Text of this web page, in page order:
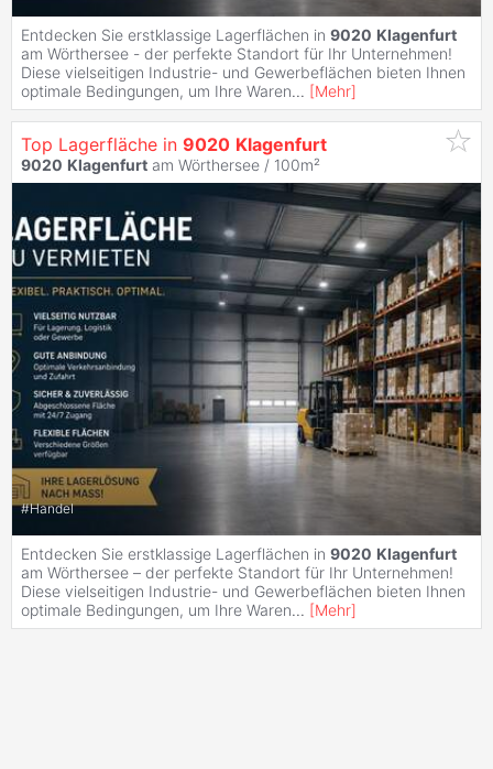
Entdecken Sie erstklassige Lagerflächen in 9020 Klagenfurt
am Wörthersee - der perfekte Standort für Ihr Unternehmen!
Diese vielseitigen Industrie- und Gewerbeflächen bieten Ihnen
optimale Bedingungen, um Ihre Waren... [Mehr]
Top Lagerfläche in 9020 Klagenfurt
9020 Klagenfurt am Wörthersee / 100m²
#Handel
Entdecken Sie erstklassige Lagerflächen in 9020 Klagenfurt
am Wörthersee – der perfekte Standort für Ihr Unternehmen!
Diese vielseitigen Industrie- und Gewerbeflächen bieten Ihnen
optimale Bedingungen, um Ihre Waren... [Mehr]